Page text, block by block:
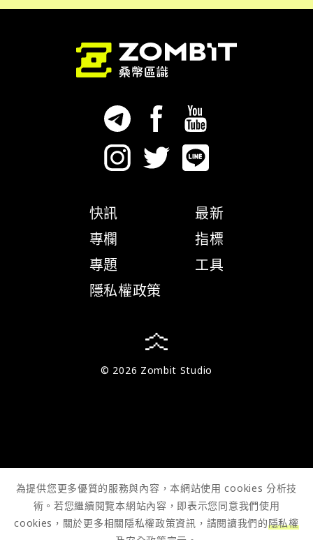
快訊
專欄
專題
隱私權政策
最新
指標
工具
© 2026 Zombit Studio
為提供您更多優質的服務與內容，本網站使用 cookies 分析技
術。若您繼續閱覽本網站內容，即表示您同意我們使用
cookies，關於更多相關隱私權政策資訊，請閱讀我們的隱私權